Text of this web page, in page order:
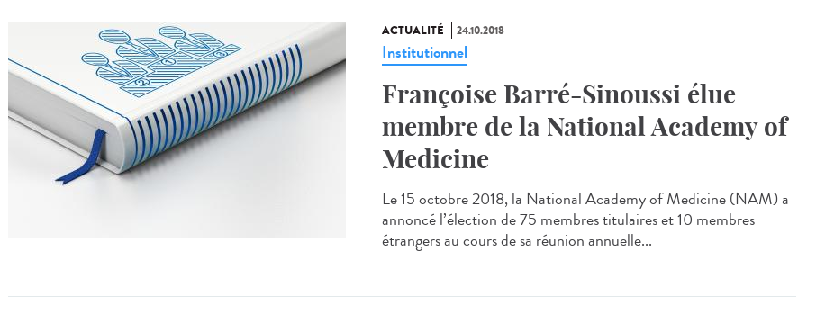
ACTUALITÉ 24.10.2018
Institutionnel
Françoise Barré-Sinoussi élue
membre de la National Academy of
Medicine
Le 15 octobre 2018, la National Academy of Medicine (NAM) a
annoncé l’élection de 75 membres titulaires et 10 membres
étrangers au cours de sa réunion annuelle...